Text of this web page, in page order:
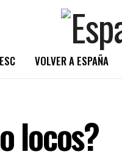
ESC VOLVER A ESPAÑA
locos?